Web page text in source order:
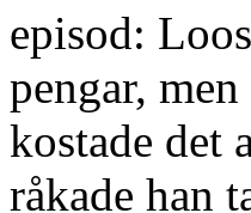
episod:
pengar,
kostade det
råkade han